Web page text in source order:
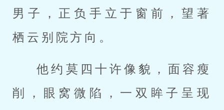
男子，正负手立于窗前，望著
栖云别院方向。
他约莫四十许像貌，面容瘦
削，眼窝微陷，一双眸子呈现